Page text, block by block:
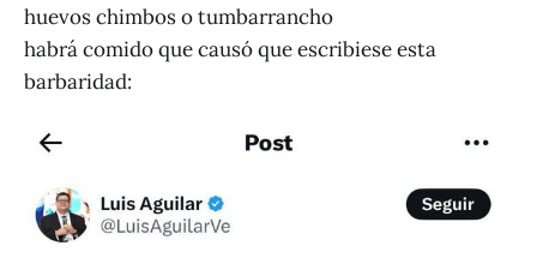
huevos chimbos o tumbarrancho
habrá comido que causó que escribiese esta
barbaridad: